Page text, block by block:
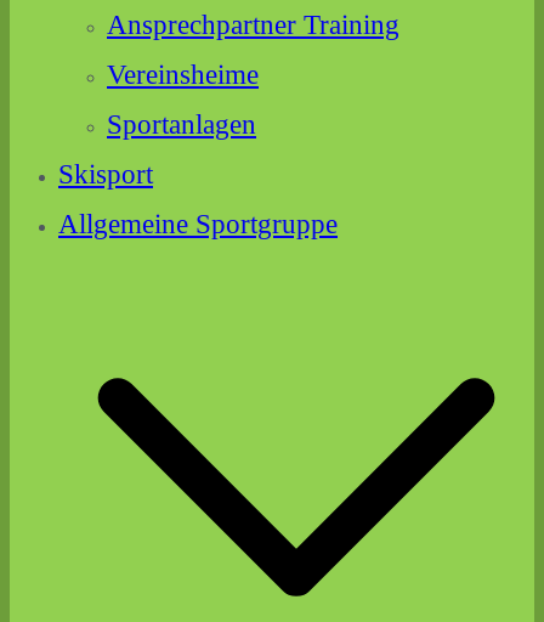
Ansprechpartner Training
Vereinsheime
Sportanlagen
Skisport
Allgemeine Sportgruppe